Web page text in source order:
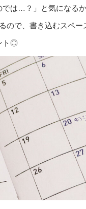
では…？」と気になる
ので、書き込むスペー
ト◎